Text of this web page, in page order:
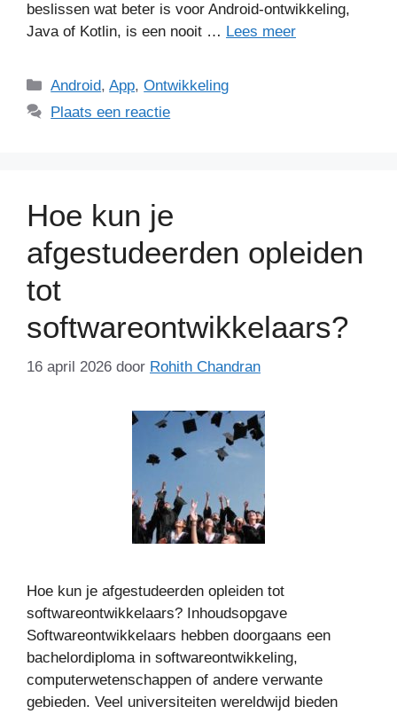
beslissen wat beter is voor Android-ontwikkeling,
Java of Kotlin, is een nooit … Lees meer
Categorieën
Android,App,Ontwikkeling
Plaats een reactie
Hoe kun je
afgestudeerden opleiden
tot
softwareontwikkelaars?
16 april 2026 door Rohith Chandran
Hoe kun je afgestudeerden opleiden tot
softwareontwikkelaars? Inhoudsopgave
Softwareontwikkelaars hebben doorgaans een
bachelordiploma in softwareontwikkeling,
computerwetenschappen of andere verwante
gebieden. Veel universiteiten wereldwijd bieden